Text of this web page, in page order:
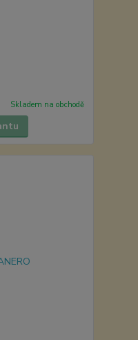
Skladem na obchodě